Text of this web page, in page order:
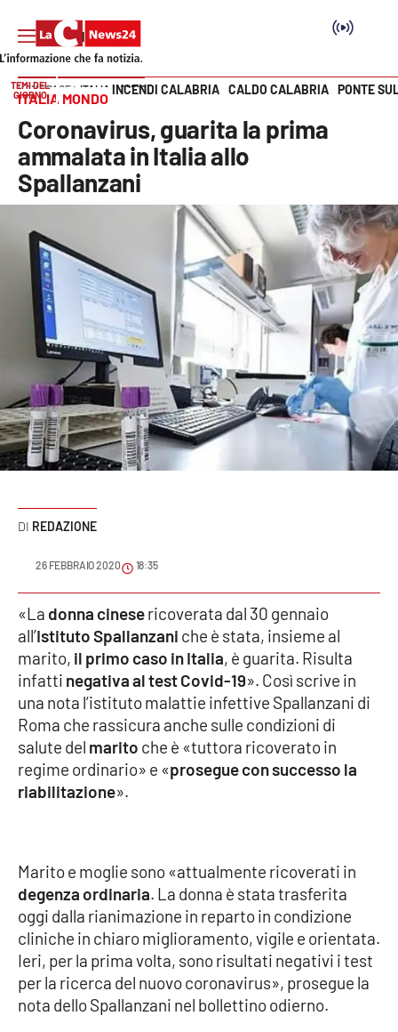
Cronaca
Politica
Attualità
Economia e lavoro
Italia Mondo
Sanità
Sport
Meteo
Editoriali
VIDEO
Ambiente
Cronaca
Economia e Lavoro
Politica
Sanità
Società
Vai
TEMI DEL
GIORNO
INCENDI CALABRIA CALDO CALABRIA PONTE
HOME PAGE ITALIA MONDO
ITALIA MONDO
Coronavirus, guarita la prima
ammalata in Italia allo
Spallanzani
REDAZIONE
26 FEBBRAIO 2020 18:35
«La donna cinesericoverata dal 30 gennaio
all’IstitutoSpallanzani che è stata, insieme al
marito, il primo caso in Italia, è guarita. Risulta
infatti negativa al test Covid-19». Così scrive in
una nota l’istituto malattie infettive Spallanzani di
Roma che rassicura anche sulle condizioni di
salute del marito che è «tuttora ricoverato in
regime ordinario» e «prosegue con successo la
riabilitazione».
Marito e moglie sono «attualmente ricoverati in
degenza ordinaria. La donna è stata trasferita
oggi dalla rianimazione in reparto in condizione
cliniche in chiaro miglioramento, vigile e orientata.
Ieri, per la prima volta, sono risultati negativi i test
per la ricerca del nuovo coronavirus», prosegue la
nota dello Spallanzani nel bollettino odierno.